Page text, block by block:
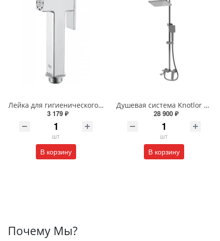
Лейка для гигиенического душа Wonzon & Woghand WW-88PQ02-CR хром
3 179 ₽
шт
В корзину
Душевая система Knotlor MUSE KN-62/GM вороненая сталь
28 900 ₽
шт
В корзину
Почему Мы?